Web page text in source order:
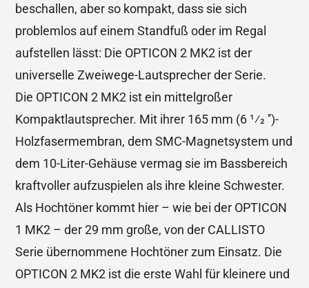
beschallen, aber so kompakt, dass sie sich
problemlos auf einem Standfuß oder im Regal
aufstellen lässt: Die OPTICON 2 MK2 ist der
universelle Zweiwege-Lautsprecher der Serie.
Die OPTICON 2 MK2 ist ein mittelgroßer
Kompaktlautsprecher. Mit ihrer 165 mm (6 1⁄2 '')-
Holzfasermembran, dem SMC-Magnetsystem und
dem 10-Liter-Gehäuse vermag sie im Bassbereich
kraftvoller aufzuspielen als ihre kleine Schwester.
Als Hochtöner kommt hier – wie bei der OPTICON
1 MK2 – der 29 mm große, von der CALLISTO
Serie übernommene Hochtöner zum Einsatz. Die
OPTICON 2 MK2 ist die erste Wahl für kleinere und